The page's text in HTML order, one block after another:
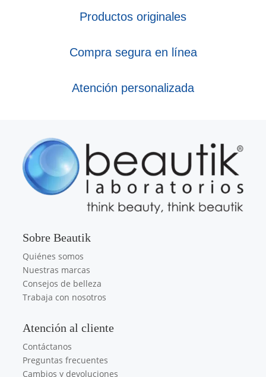
Productos originales
Compra segura en línea
Atención personalizada
Sobre Beautik
Quiénes somos
Nuestras marcas
Consejos de belleza
Trabaja con nosotros
Atención al cliente
Contáctanos
Preguntas frecuentes
Cambios y devoluciones